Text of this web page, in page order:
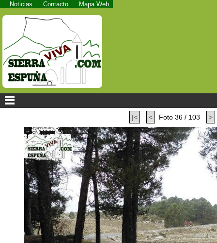
Noticias Contacto Mapa Web
|< < Foto 36 / 103 >